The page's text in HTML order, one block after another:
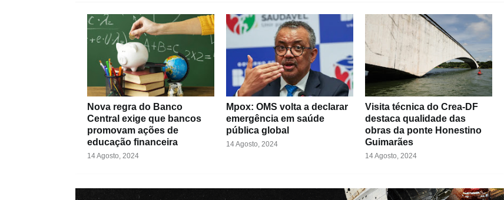
Nova regra do Banco
Central exige que bancos
promovam ações de
educação financeira
14 Agosto, 2024
Mpox: OMS volta a declarar
emergência em saúde
pública global
14 Agosto, 2024
Visita técnica do Crea-DF
destaca qualidade das
obras da ponte Honestino
Guimarães
14 Agosto, 2024